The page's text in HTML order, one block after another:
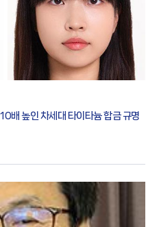
배 높인 차세대 타이타늄 합금 규명